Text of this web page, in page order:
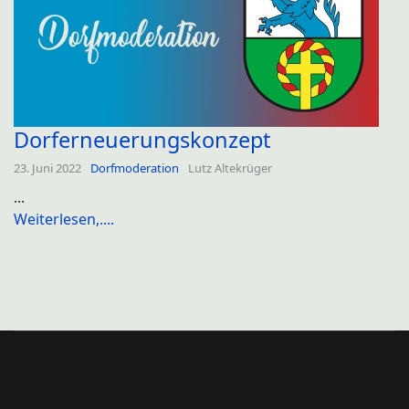
Dorferneuerungskonzept
23. Juni 2022 Dorfmoderation Lutz Altekrüger
...
Weiterlesen,....